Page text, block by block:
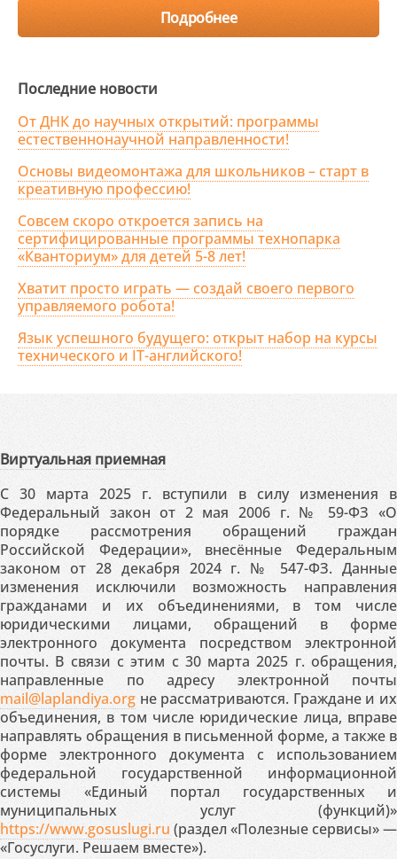
Подробнее
Последние новости
От ДНК до научных открытий: программы
естественнонаучной направленности!
Основы видеомонтажа для школьников – старт в
креативную профессию!
Совсем скоро откроется запись на
сертифицированные программы технопарка
«Кванториум» для детей 5-8 лет!
Хватит просто играть — создай своего первого
управляемого робота!
Язык успешного будущего: открыт набор на курсы
технического и IT-английского!
Виртуальная приемная
С 30 марта 2025 г. вступили в силу изменения в
Федеральный закон от 2 мая 2006 г. № 59-ФЗ «О
порядке рассмотрения обращений граждан
Российской Федерации», внесённые Федеральным
законом от 28 декабря 2024 г. № 547-ФЗ. Данные
изменения исключили возможность направления
гражданами и их объединениями, в том числе
юридическими лицами, обращений в форме
электронного документа посредством электронной
почты. В связи с этим с 30 марта 2025 г. обращения,
направленные по адресу электронной почты
mail@laplandiya.org не рассматриваются. Граждане и их
объединения, в том числе юридические лица, вправе
направлять обращения в письменной форме, а также в
форме электронного документа с использованием
федеральной государственной информационной
системы «Единый портал государственных и
муниципальных услуг (функций)»
https://www.gosuslugi.ru (раздел «Полезные сервисы» —
«Госуслуги. Решаем вместе»).